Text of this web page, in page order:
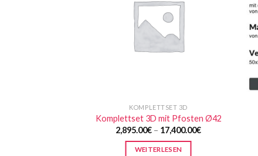
KOMPLETTSET 3D
Komplettset 3D mit Pfosten Ø42
2,895.00€ – 17,400.00€
WEITERLESEN